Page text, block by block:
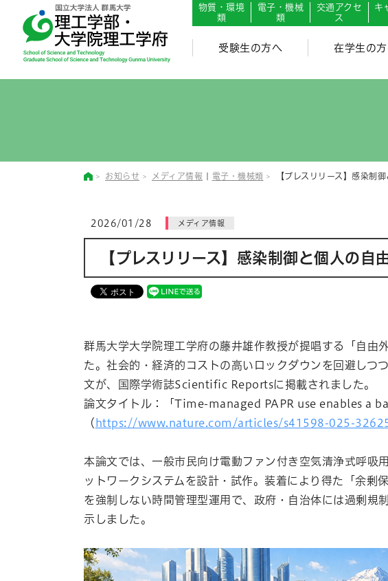
物質・環境
類
電子・機械
類
交通アクセ
ス
キ
受験生の方へ 在学生の
Japanese
お知らせ メディア情報 電子・機械類 【プレスリリース】感染制
2026/01/28 メディア情報
【プレスリリース】感染制御と個人の
群馬大学大学院理工学府の藤井雄作教授が提唱する「自
た。社会的・経済的コストの高いロックダウンを回避しつ
文が、国際学術誌Scientific Reportsに掲載されました。
論文タイトル：「Time-managed PAPR use enables
（ https://www.nature.com/articles/s41598-025-
本論文では、一般市民向け電動ファン付き空気清浄式呼吸
ットワークシステムを設計・試作。装着により得た「余
を強制しない時間管理型運用で、政府・自治体には過剰規
示しました。